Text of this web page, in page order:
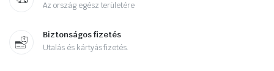
Az ország egész területére
Biztonságos fizetés
Utalás és kártyás fizetés.